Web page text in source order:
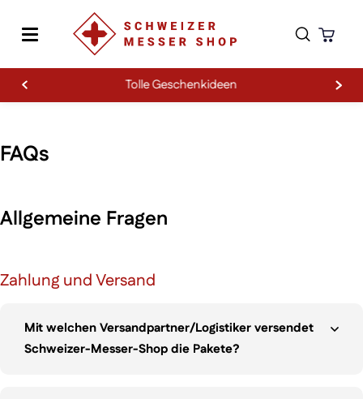
Tolle Geschenkideen
FAQs
Allgemeine Fragen
Zahlung und Versand
Mit welchen Versandpartner/Logistiker versendet
Schweizer-Messer-Shop die Pakete?